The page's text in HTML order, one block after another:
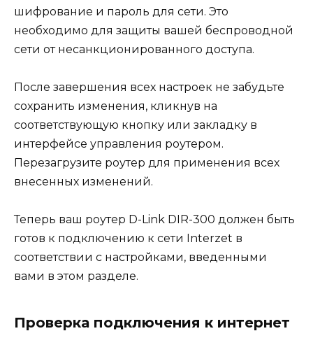
шифрование и пароль для сети. Это
необходимо для защиты вашей беспроводной
сети от несанкционированного доступа.
После завершения всех настроек не забудьте
сохранить изменения, кликнув на
соответствующую кнопку или закладку в
интерфейсе управления роутером.
Перезагрузите роутер для применения всех
внесенных изменений.
Теперь ваш роутер D-Link DIR-300 должен быть
готов к подключению к сети Interzet в
соответствии с настройками, введенными
вами в этом разделе.
Проверка подключения к интернет